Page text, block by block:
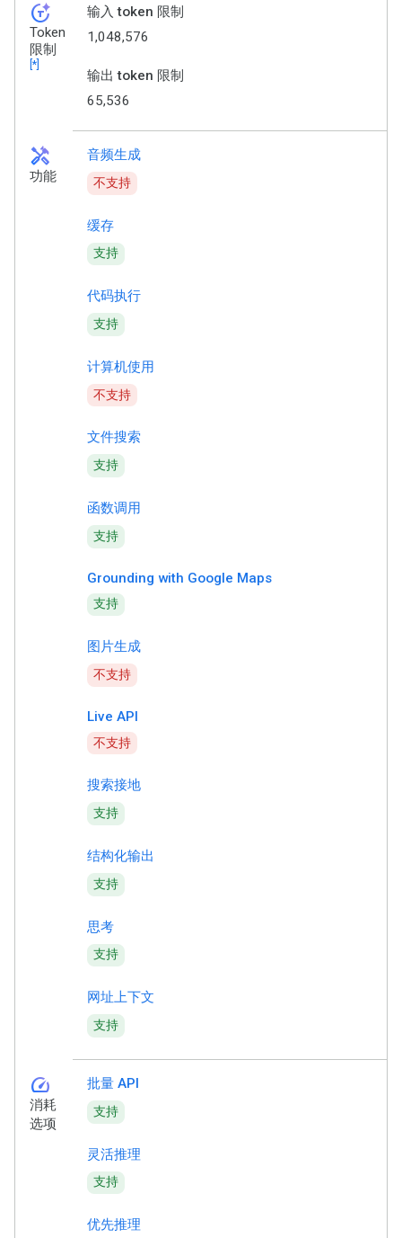
token_auto
Token
限制
[*]
输入 token 限制
1,048,576
输出 token 限制
65,536
handyman
功能
音频生成
不支持
缓存
支持
代码执行
支持
计算机使用
不支持
文件搜索
支持
函数调用
支持
Grounding with Google Maps
支持
图片生成
不支持
Live API
不支持
搜索接地
支持
结构化输出
支持
思考
支持
网址上下文
支持
speed
消耗
选项
批量 API
支持
灵活推理
支持
优先推理